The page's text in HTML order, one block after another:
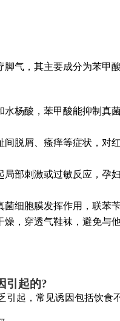
脚气，其主要成分为苯甲
杨酸，苯甲酸能抑制真
脱屑、瘙痒等症状，对
部刺激或过敏反应，孕
细胞膜发挥作用，联苯
，穿透气鞋袜，避免与
引起的?
引起，常见诱因包括饮